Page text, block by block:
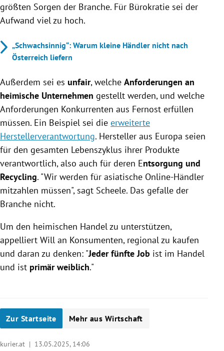
größten Sorgen der Branche. Für Bürokratie sei der
Aufwand viel zu hoch.
„Schwachsinnig“: Warum kleine Händler nicht nach
Österreich liefern
Außerdem sei es unfair, welche Anforderungen an
heimische Unternehmen gestellt werden, und welche
Anforderungen Konkurrenten aus Fernost erfüllen
müssen. Ein Beispiel sei die erweiterte
Herstellerverantwortung. Hersteller aus Europa seien
für den gesamten Lebenszyklus ihrer Produkte
verantwortlich, also auch für deren Entsorgung und
Recycling. "Wir werden für asiatische Online-Händler
mitzahlen müssen", sagt Scheele. Das gefalle der
Branche nicht.
Um den heimischen Handel zu unterstützen,
appelliert Will an Konsumenten, regional zu kaufen
und daran zu denken: "Jeder fünfte Job ist im Handel
und ist primär weiblich."
Zur Startseite Mehr aus Wirtschaft
kurier.at | 13.05.2025, 14:06